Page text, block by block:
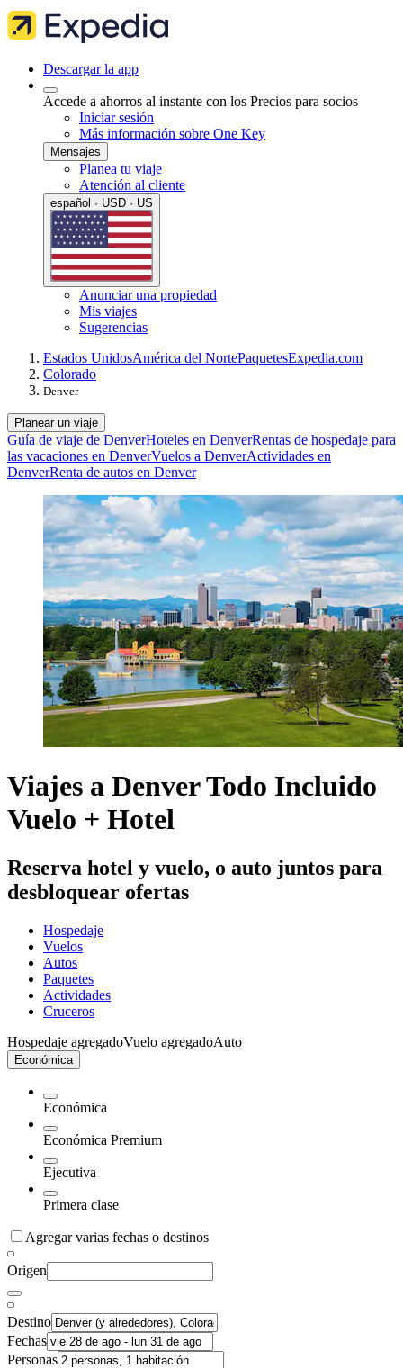
Descargar la app
Accede a ahorros al instante con los Precios para socios
Iniciar sesión
Más información sobre One Key
Mensajes
Planea tu viaje
Atención al cliente
español · USD · US
Anunciar una propiedad
Mis viajes
Sugerencias
Estados UnidosAmérica del NortePaquetesExpedia.com
Colorado
Denver
Planear un viaje
Guía de viaje de DenverHoteles en DenverRentas de hospedaje para
las vacaciones en DenverVuelos a DenverActividades en
DenverRenta de autos en Denver
Viajes a Denver Todo Incluido
Vuelo + Hotel
Reserva hotel y vuelo, o auto juntos para
desbloquear ofertas
Hospedaje
Vuelos
Autos
Paquetes
Actividades
Cruceros
Hospedaje agregadoVuelo agregadoAuto
Económica
Económica
Económica Premium
Ejecutiva
Primera clase
Agregar varias fechas o destinos
Origen
Destino
Fechas
Personas